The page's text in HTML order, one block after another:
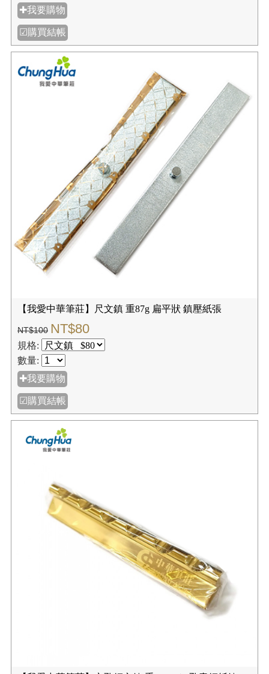
✚我要購物
☑購買結帳
【我愛中華筆莊】尺文鎮 重87g 扁平狀 鎮壓紙張
NT$100 NT$80
規格:
數量:
✚我要購物
☑購買結帳